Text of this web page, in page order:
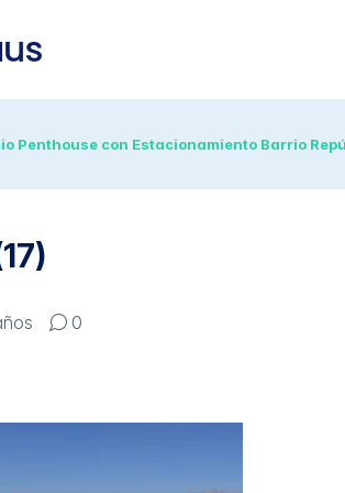
Penthouse con Estacionamiento Barrio
0